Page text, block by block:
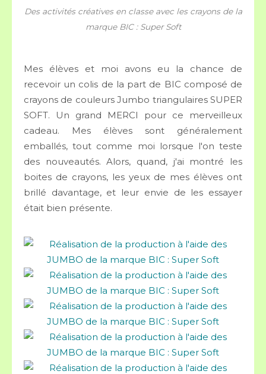
Des activités créatives en classe avec les crayons de la
marque BIC : Super Soft
Mes élèves et moi avons eu la chance de
recevoir un colis de la part de BIC composé de
crayons de couleurs Jumbo triangulaires SUPER
SOFT. Un grand MERCI pour ce merveilleux
cadeau. Mes élèves sont généralement
emballés, tout comme moi lorsque l'on teste
des nouveautés. Alors, quand, j'ai montré les
boites de crayons, les yeux de mes élèves ont
brillé davantage, et leur envie de les essayer
était bien présente.